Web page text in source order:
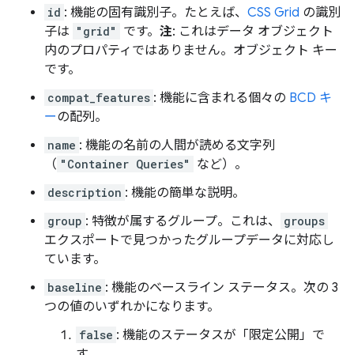
id : 機能の固有識別子。たとえば、 CSS Grid の識別
子は "grid" です。 注: これはデータ オブジェクト
内のプロパティではありません。オブジェクト キー
です。
compat_features : 機能に含まれる個々の BCD キ
ーの配列。
name : 機能の名前の人間が読める文字列
（ "Container Queries" など）。
description : 機能の簡単な説明。
group : 特徴が属するグループ。これは、 groups
エクスポートで見つかったグループデータに対応し
ています。
baseline : 機能のベースライン ステータス。次の 3
つの値のいずれかになります。
false : 機能のステータスが「限定公開」で